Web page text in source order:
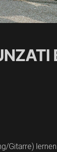
Gitarre)